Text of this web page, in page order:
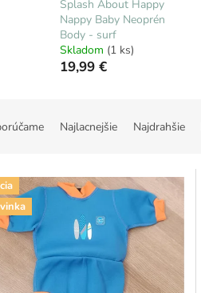
Splash About Happy
Nappy Baby Neoprén
Body - surf
Skladom (1 ks)
19,99 €
Najlacnejšie Najdrahšie